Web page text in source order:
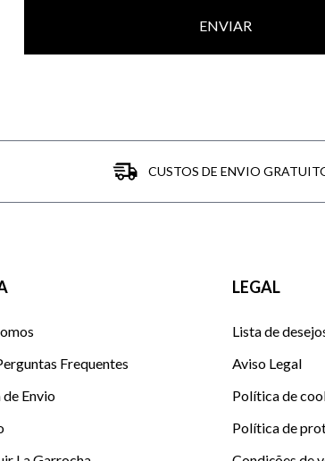
ENVIAR
CUSTOS DE ENVIO
Frequentes
Envio
LEGAL
Lista de
Aviso Legal
Política de
Política de